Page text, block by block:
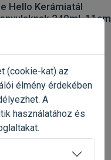
Hello Kerámiatál
240ml, 11cm
1 Darab
Trixie
1 434 Ft / db
(cookie-kat) az
élmény érdekében
A
használatához és